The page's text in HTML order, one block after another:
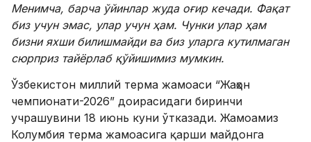
Менимча, барча ўйинлар жуда оғир кечади. Фақат
биз учун эмас, улар учун ҳам. Чунки улар ҳам
бизни яхши билишмайди ва биз уларга кутилмаган
сюрприз тайёрлаб қўйишимиз мумкин.
Ўзбекистон миллий терма жамоаси “Жаҳон
чемпионати-2026” доирасидаги биринчи
учрашувини 18 июнь куни ўтказади. Жамоамиз
Колумбия терма жамоасига қарши майдонга